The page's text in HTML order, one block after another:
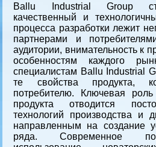
Ballu Industrial Group
качественный и
процесса разработки лежит
партнерами и
аудитории, внимательность к
особенностям каждого
специалистам Ballu Industrial
те свойства продукта,
потребителю. Ключевая
продукта отводится
технологий производства и
направленным на создание
ряда. Современное